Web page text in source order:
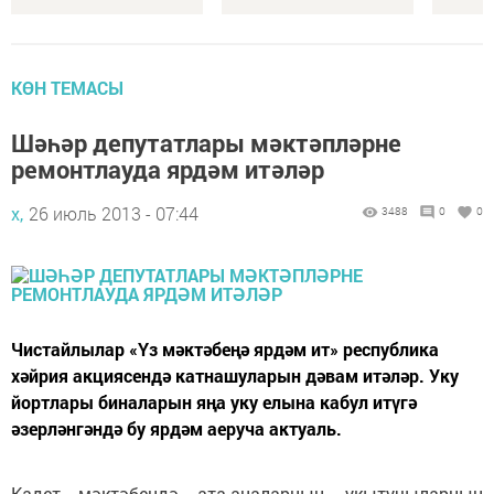
КӨН ТЕМАСЫ
Шәһәр депутатлары мәктәпләрне
ремонтлауда ярдәм итәләр
х, 26 июль 2013 - 07:44 3488 0 0
Чистайлылар «Үз мәктәбеңә ярдәм ит» республика
хәйрия акциясендә катнашуларын дәвам итәләр. Уку
йортлары биналарын яңа уку елына кабул итүгә
әзерләнгәндә бу ярдәм аеруча актуаль.